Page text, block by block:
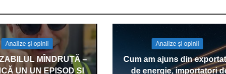
Analize și opinii
MÎNDRUȚĂ –
UN UN EPISOD ȘI
Analize și opinii
Cum am ajuns din
de energie, importatori